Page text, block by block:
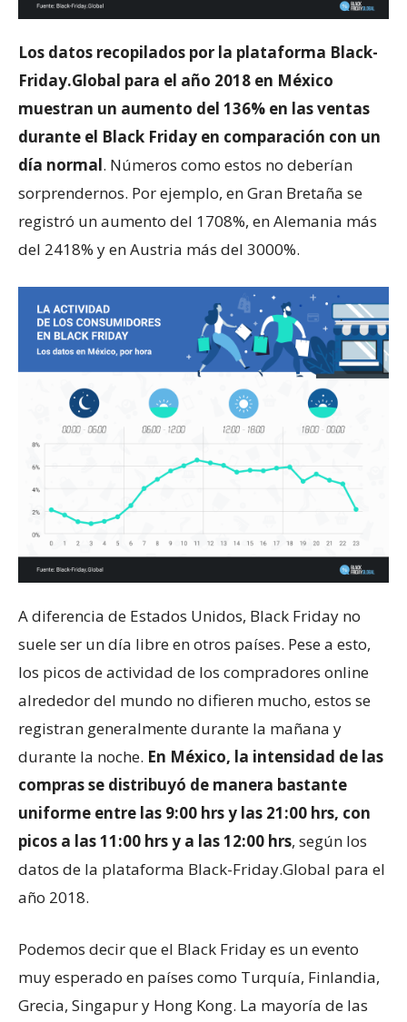
Los datos recopilados por la plataforma Black-
Friday.Global para el año 2018 en México
muestran un aumento del 136% en las ventas
durante el Black Friday en comparación con un
día normal. Números como estos no deberían
sorprendernos. Por ejemplo, en Gran Bretaña se
registró un aumento del 1708%, en Alemania más
del 2418% y en Austria más del 3000%.
A diferencia de Estados Unidos, Black Friday no
suele ser un día libre en otros países. Pese a esto,
los picos de actividad de los compradores online
alrededor del mundo no difieren mucho, estos se
registran generalmente durante la mañana y
durante la noche. En México, la intensidad de las
compras se distribuyó de manera bastante
uniforme entre las 9:00 hrs y las 21:00 hrs, con
picos a las 11:00 hrs y a las 12:00 hrs, según los
datos de la plataforma Black-Friday.Global para el
año 2018.
Podemos decir que el Black Friday es un evento
muy esperado en países como Turquía, Finlandia,
Grecia, Singapur y Hong Kong. La mayoría de las